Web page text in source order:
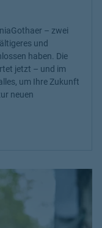
– zwei
und
haben. Die
jetzt – und im
um Ihre Zukunft
neuen